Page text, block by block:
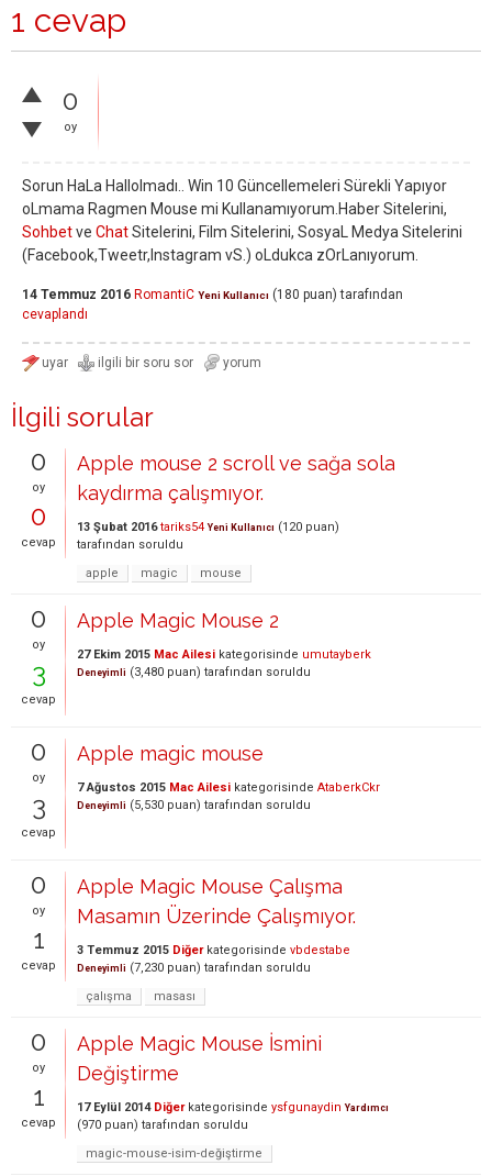
1 cevap
0
oy
Sorun HaLa Hallolmadı.. Win 10 Güncellemeleri Sürekli Yapıyor
oLmama Ragmen Mouse mi Kullanamıyorum.Haber Sitelerini,
Sohbetve ChatSitelerini, Film Sitelerini, SosyaL Medya Sitelerini
(Facebook,Tweetr,Instagram vS.) oLdukca zOrLanıyorum.
14 Temmuz 2016 RomantiC Yeni Kullanıcı (180 puan) tarafından
cevaplandı
İlgili sorular
0
oy
0
cevap
Apple mouse 2 scroll ve sağa sola
kaydırma çalışmıyor.
13 Şubat 2016 tariks54 Yeni Kullanıcı (120 puan)
tarafından soruldu
apple
magic mouse
0
oy
3
cevap
Apple Magic Mouse 2
27 Ekim 2015 Mac Ailesi kategorisinde umutayberk
Deneyimli (3,480 puan) tarafından soruldu
0
oy
3
cevap
Apple magic mouse
7 Ağustos 2015 Mac Ailesi kategorisinde AtaberkCkr
Deneyimli (5,530 puan) tarafından soruldu
0
oy
1
cevap
Apple Magic Mouse Çalışma
Masamın Üzerinde Çalışmıyor.
3 Temmuz 2015 Diğerkategorisinde vbdestabe
Deneyimli (7,230 puan) tarafından soruldu
çalışma
masası
0
oy
1
cevap
Apple Magic Mouse İsmini
Değiştirme
17 Eylül 2014 Diğerkategorisinde ysfgunaydin Yardımcı
(970 puan) tarafından soruldu
magic-mouse-isim-değiştirme